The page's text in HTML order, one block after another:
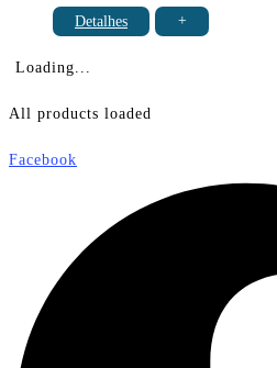
Detalhes
+
Loading...
All products loaded
Facebook